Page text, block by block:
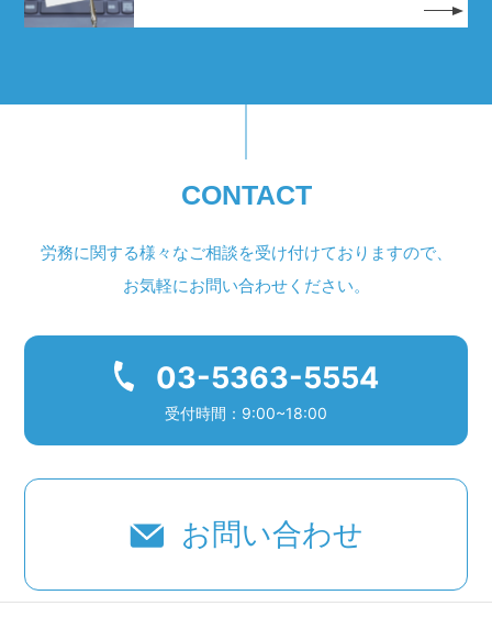
CONTACT
労務に関する様々なご相談を受け付けておりますので、
お気軽にお問い合わせください。
03-5363-5554
受付時間：9:00~18:00
お問い合わせ